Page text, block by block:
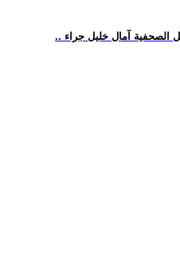
الصحفية آمال خليل جراء